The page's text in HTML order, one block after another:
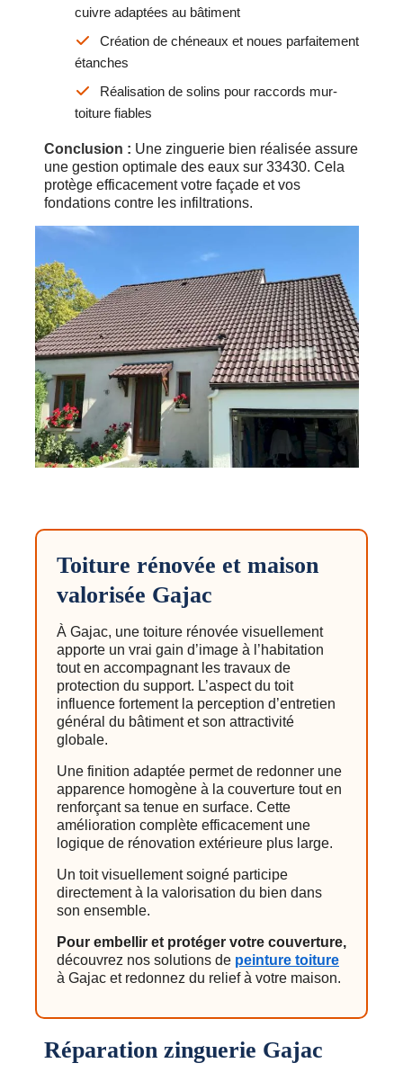
cuivre adaptées au bâtiment
Création de chéneaux et noues parfaitement
étanches
Réalisation de solins pour raccords mur-
toiture fiables
Conclusion : Une zinguerie bien réalisée assure
une gestion optimale des eaux sur 33430. Cela
protège efficacement votre façade et vos
fondations contre les infiltrations.
Toiture rénovée et maison
valorisée Gajac
À Gajac, une toiture rénovée visuellement
apporte un vrai gain d’image à l’habitation
tout en accompagnant les travaux de
protection du support. L’aspect du toit
influence fortement la perception d’entretien
général du bâtiment et son attractivité
globale.
Une finition adaptée permet de redonner une
apparence homogène à la couverture tout en
renforçant sa tenue en surface. Cette
amélioration complète efficacement une
logique de rénovation extérieure plus large.
Un toit visuellement soigné participe
directement à la valorisation du bien dans
son ensemble.
Pour embellir et protéger votre couverture,
découvrez nos solutions de peinture toiture
à Gajac et redonnez du relief à votre maison.
Réparation zinguerie Gajac